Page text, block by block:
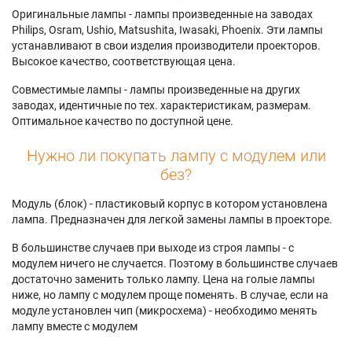
Оригинальные лампы - лампы произведенные на заводах
Philips, Osram, Ushio, Matsushita, Iwasaki, Phoenix. Эти лампы
устанавливают в свои изделия производители проекторов.
Высокое качество, соответствующая цена.
Совместимые лампы - лампы произведенные на других
заводах, идентичные по тех. характеристикам, размерам.
Оптимальное качество по доступной цене.
Нужно ли покупать лампу с модулем или
без?
Модуль (блок) - пластиковый корпус в котором установлена
лампа. Предназначен для легкой замены лампы в проекторе.
В большинстве случаев при выходе из строя лампы - с
модулем ничего не случается. Поэтому в большинстве случаев
достаточно заменить только лампу. Цена на голые лампы
ниже, но лампу с модулем проще поменять. В случае, если на
модуле установлен чип (микросхема) - необходимо менять
лампу вместе с модулем